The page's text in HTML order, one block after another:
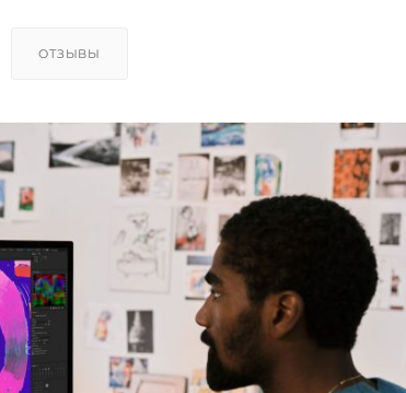
ОТЗЫВЫ